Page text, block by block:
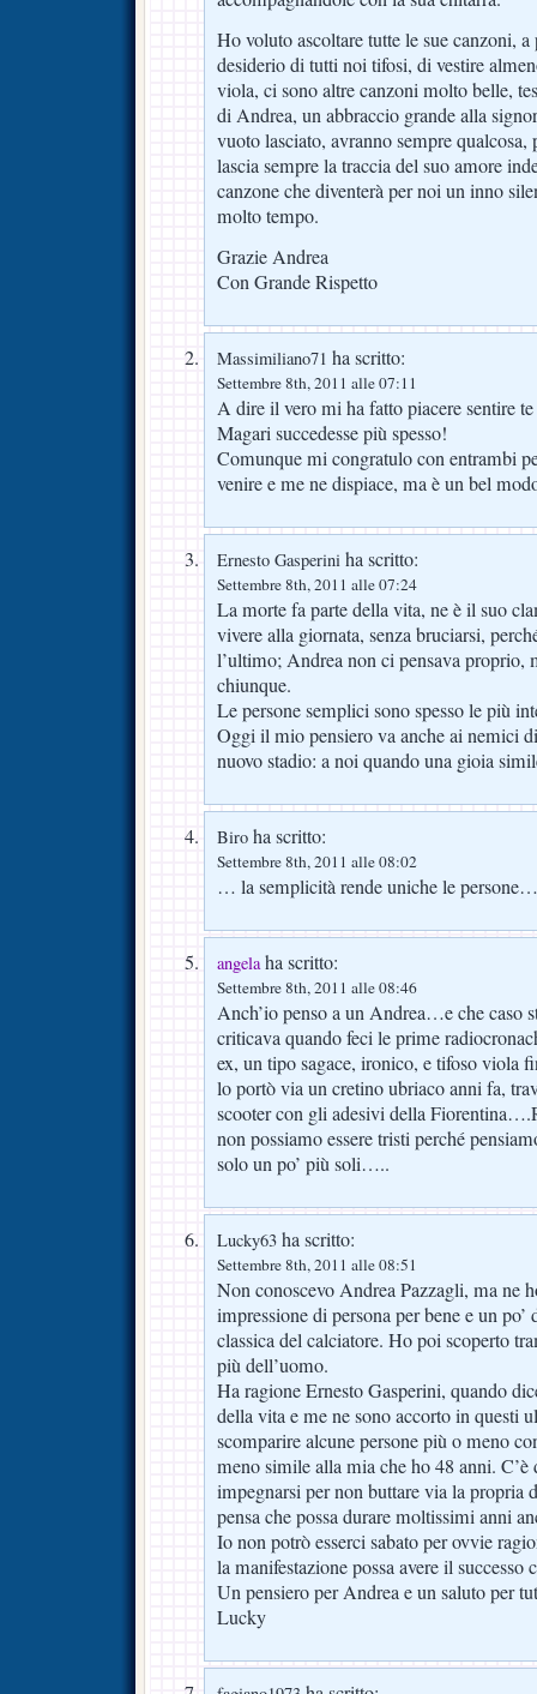
Ho voluto ascoltare tutte le sue canzoni,
desiderio di tutti noi tifosi, di vestire
viola, ci sono altre canzoni molto belle,
di Andrea, un abbraccio grande alla
vuoto lasciato, avranno sempre qualcosa,
lascia sempre la traccia del suo amore
canzone che diventerà per noi un inno
molto tempo.
Grazie Andrea
Con Grande Rispetto
Massimiliano71 ha scritto:
Settembre 8th, 2011 alle 07:11
A dire il vero mi ha fatto piacere sentire
Magari succedesse più spesso!
Comunque mi congratulo con entrambi
venire e me ne dispiace, ma è un bel
Ernesto Gasperini ha scritto:
Settembre 8th, 2011 alle 07:24
La morte fa parte della vita, ne è il suo
vivere alla giornata, senza bruciarsi,
l’ultimo; Andrea non ci pensava proprio,
chiunque.
Le persone semplici sono spesso le più
Oggi il mio pensiero va anche ai nemici
nuovo stadio: a noi quando una gioia
Biro ha scritto:
Settembre 8th, 2011 alle 08:02
… la semplicità rende uniche le persone…
angelaha scritto:
Settembre 8th, 2011 alle 08:46
Anch’io penso a un Andrea…e che caso
criticava quando feci le prime
ex, un tipo sagace, ironico, e tifoso viola
lo portò via un cretino ubriaco anni fa,
scooter con gli adesivi della
non possiamo essere tristi perché
solo un po’ più soli…..
Lucky63 ha scritto:
Settembre 8th, 2011 alle 08:51
Non conoscevo Andrea Pazzagli, ma ne
impressione di persona per bene e un
classica del calciatore. Ho poi scoperto
più dell’uomo.
Ha ragione Ernesto Gasperini, quando
della vita e me ne sono accorto in questi
scomparire alcune persone più o meno
meno simile alla mia che ho 48 anni.
impegnarsi per non buttare via la propria
pensa che possa durare moltissimi anni
Io non potrò esserci sabato per ovvie
la manifestazione possa avere il successo
Un pensiero per Andrea e un saluto per
Lucky